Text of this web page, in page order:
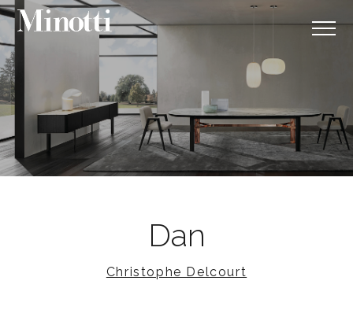
Dan
Christophe Delcourt